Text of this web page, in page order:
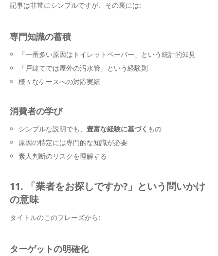
記事は非常にシンプルですが、その裏には:
専門知識の蓄積
「一番多い原因はトイレットペーパー」という統計的知見
「戸建てでは屋外の汚水管」という経験則
様々なケースへの対応実績
消費者の学び
シンプルな説明でも、豊富な経験に基づく もの
原因の特定には専門的な知識が必要
素人判断のリスクを理解する
11. 「業者をお探しですか?」という問いかけ
の意味
タイトルのこのフレーズから:
ターゲットの明確化